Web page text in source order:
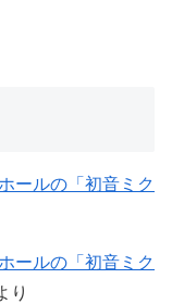
ールの「初音ミク
ールの「初音ミク
り